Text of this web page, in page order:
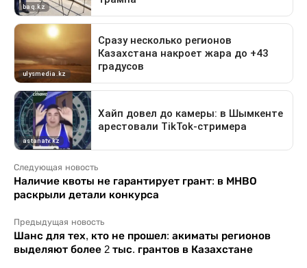
Следующая новость
Наличие квоты не гарантирует грант: в МНВО
раскрыли детали конкурса
Предыдущая новость
Шанс для тех, кто не прошел: акиматы регионов
выделяют более 2 тыс. грантов в Казахстане